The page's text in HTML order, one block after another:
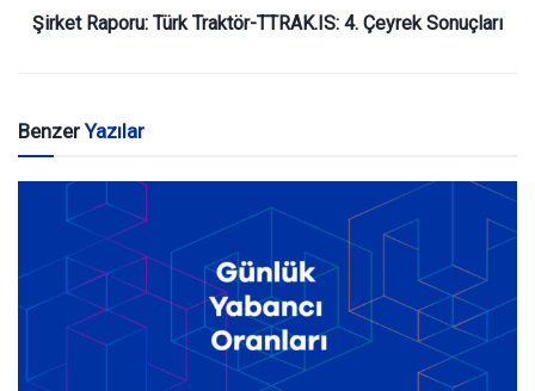
Şirket Raporu: Türk Traktör-TTRAK.IS: 4. Çeyrek Sonuçları
BenzerYazılar